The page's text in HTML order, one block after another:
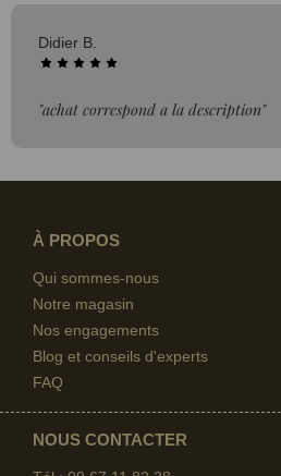
Didier B.
"achat correspond a la description"
À PROPOS
Qui sommes-nous
Notre magasin
Nos engagements
Blog et conseils d'experts
FAQ
NOUS CONTACTER